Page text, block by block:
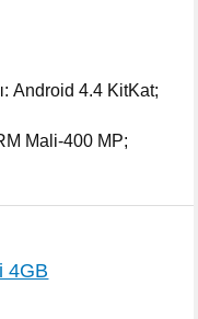
Android 4.4 KitKat;
Mali-400 MP;
4GB